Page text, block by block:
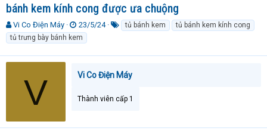
bánh kem kính cong được ưa chuộng
T
h
r
e
r
Vi Co Điện Máy
N
g
à
y
ử
23/5/24
h
a
tủ bánh kem
tủ bánh kem kính cong
tủ trưng bày bánh kem
V Vi Co Điện Máy
Thành viên cấp 1